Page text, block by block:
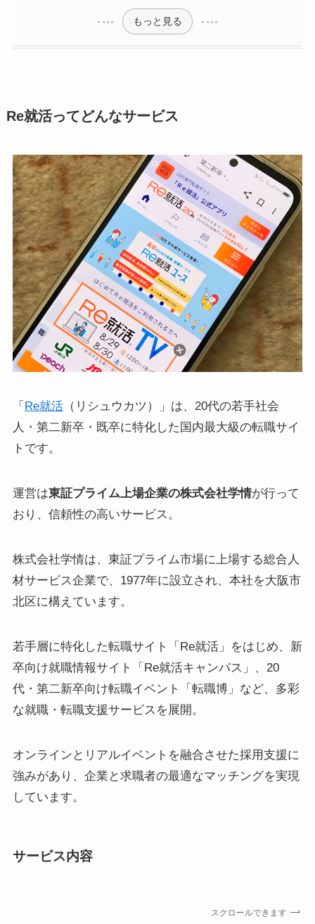
もっと見る
Re就活ってどんなサービス
「 Re就活（リシュウカツ）」は、20代の若手社会
人・第二新卒・既卒に特化した国内最大級の転職サイ
トです。
運営は東証プライム上場企業の株式会社学情が行って
おり、信頼性の高いサービス。
株式会社学情は、東証プライム市場に上場する総合人
材サービス企業で、1977年に設立され、本社を大阪市
北区に構えています。
若手層に特化した転職サイト「Re就活」をはじめ、新
卒向け就職情報サイト「Re就活キャンパス」、20
代・第二新卒向け転職イベント「転職博」など、多彩
な就職・転職支援サービスを展開。
オンラインとリアルイベントを融合させた採用支援に
強みがあり、企業と求職者の最適なマッチングを実現
しています。
サービス内容
スクロールできます